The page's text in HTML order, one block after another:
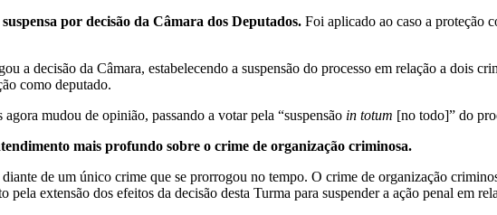
por decisão da Câmara dos Deputados. Foi aplicado ao caso a proteção
a decisão da Câmara, estabelecendo a suspensão do processo em relação a dois
como deputado.
mudou de opinião, passando a votar pela “suspensão in totum [no todo]” do
mais profundo sobre o crime de organização criminosa.
de um único crime que se prorrogou no tempo. O crime de organização
pela extensão dos efeitos da decisão desta Turma para suspender a ação penal em